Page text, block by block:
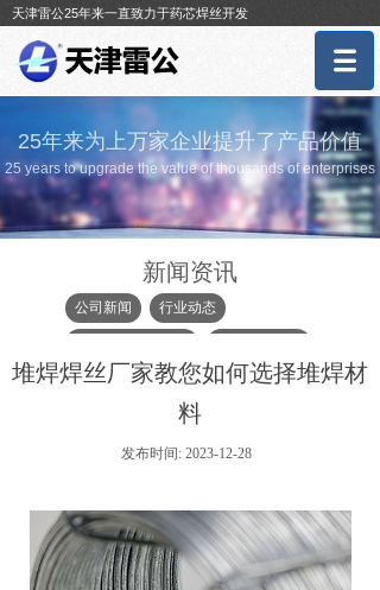
天津雷公25年来一直致力于药芯焊丝开发
25年来为上万家企业提升了产品价值
25 years to upgrade the value of thousands of enterprises
新闻资讯
公司新闻 行业动态
双金属复合耐磨板相关知识
堆焊耐磨板相关知识
堆焊焊丝厂家教您如何选择堆焊材
料
发布时间: 2023-12-28